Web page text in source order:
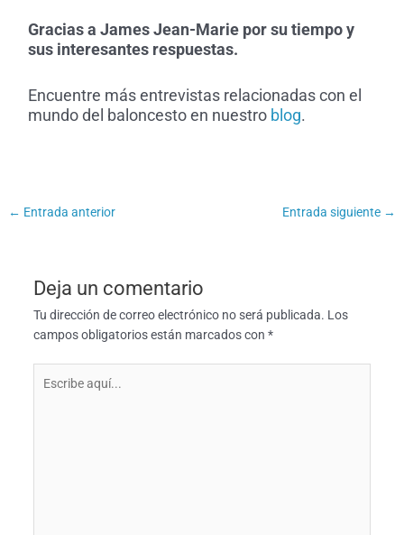
Gracias a James Jean-Marie por su tiempo y
sus interesantes respuestas.
Encuentre más entrevistas relacionadas con el
mundo del baloncesto en nuestro blog.
← Entrada anterior Entrada siguiente →
Deja un comentario
Tu dirección de correo electrónico no será publicada. Los
campos obligatorios están marcados con *
aquí...